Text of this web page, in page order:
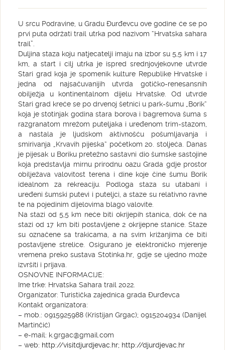
U srcu Podravine, u Gradu Đurđevcu ove godine će se po
prvi puta održati trail utrka pod nazivom “Hrvatska sahara
trail”.
Duljina staza koju natjecatelji imaju na izbor su 5,5 km i 17
km, a start i cilj utrka je ispred srednjovjekovne utvrde
Stari grad koja je spomenik kulture Republike Hrvatske i
jedna od najsačuvanijih utvrda gotičko-renesansnih
obilježja u kontinentalnom dijelu Hrvatske. Od utvrde
Stari grad kreće se po drvenoj šetnici u park-šumu „Borik“
koja je stotinjak godina stara borova i bagremova šuma s
razgranatom mrežom puteljaka i uređenom trim-stazom,
a nastala je ljudskom aktivnošću pošumljavanja i
smirivanja „Krvavih pijeska“ početkom 20. stoljeća. Danas
je pijesak u Boriku pretežno sastavni dio šumske sastojine
koja predstavlja mirnu prirodnu oazu Grada gdje prostor
obilježava valovitost terena i dine koje čine šumu Borik
idealnom za rekreaciju. Podloga staza su utabani i
uređeni šumski putevi i puteljci, a staze su relativno ravne
te na pojedinim dijelovima blago valovite.
Na stazi od 5,5 km neće biti okrijepih stanica, dok će na
stazi od 17 km biti postavljene 2 okrijepne stanice. Staze
su označene sa trakicama, a na svim križanjima će biti
postavljene strelice. Osigurano je elektroničko mjerenje
vremena preko sustava Stotinka.hr, gdje se ujedno može
izvršiti i prijava.
OSNOVNE INFORMACIJE:
Ime trke: Hrvatska Sahara trail 2022.
Organizator: Turistička zajednica grada Đurđevca
Kontakt organizatora:
– mob.: 0915925988 (Kristijan Grgac); 0915204934 (Danijel
Martinčić)
– e-mail: k.grgac@gmail.com
– web: http://visitdjurdjevac.hr; http://djurdjevac.hr